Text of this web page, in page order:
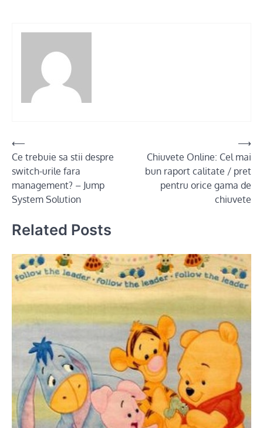
Post
navigation
⟵
Ce trebuie sa stii despre
switch-urile fara
management? – Jump
System Solution
Chiuvete Online: Cel mai
bun raport calitate / pret
pentru orice gama de
chiuvete
⟶
Related Posts